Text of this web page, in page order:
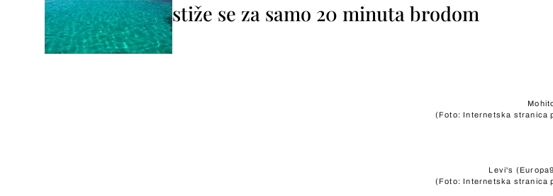
stiže se za samo 20 minuta brodom
(Foto: Internetska stranica
Levi's
(Foto: Internetska stranica